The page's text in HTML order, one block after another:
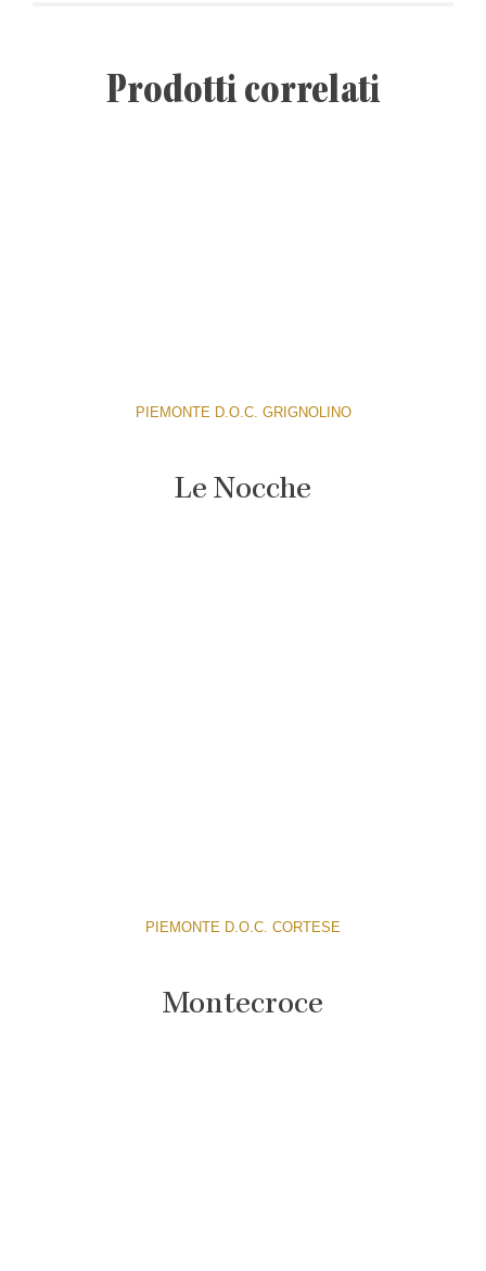
Prodotti correlati
PIEMONTE D.O.C. GRIGNOLINO
Le Nocche
PIEMONTE D.O.C. CORTESE
Montecroce